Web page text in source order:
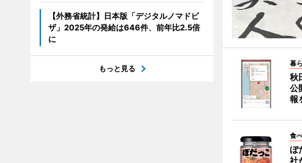
暮
秋
公
報
食
ぼ
社
【外務省統計】日本版「デジタルノマドビ
ザ」2025年の発給は646件、前年比2.5倍
に
もっと見る